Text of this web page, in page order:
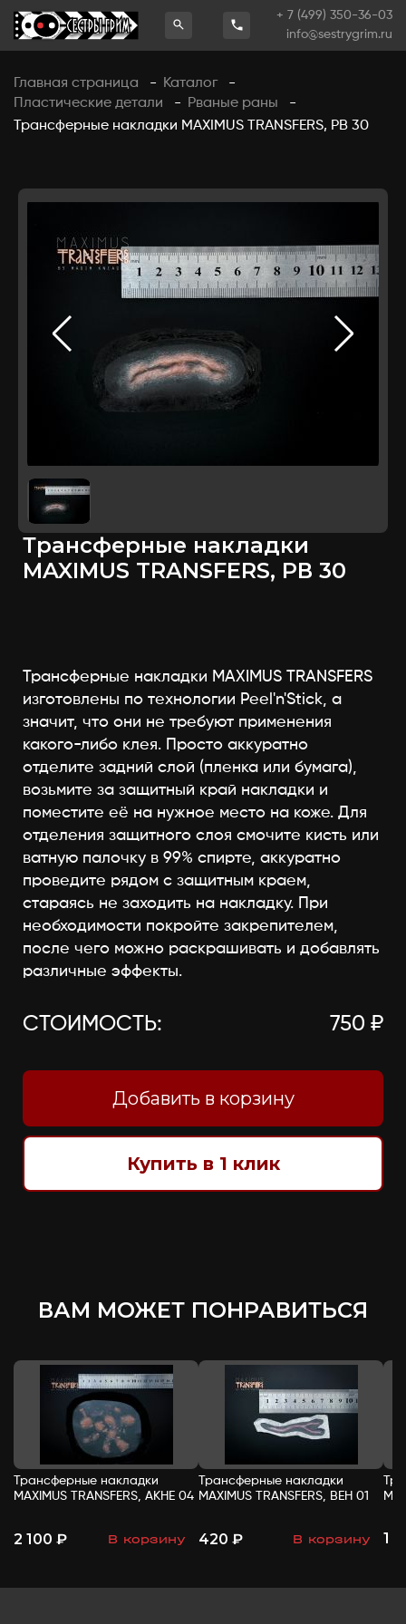
+ 7 (499) 350-36-03
info@sestrygrim.ru
Главная страница - Каталог
-
Пластические детали
- Рваные раны
-
Трансферные накладки MAXIMUS TRANSFERS, РВ 30
Трансферные накладки
MAXIMUS TRANSFERS, РВ 30
Трансферные накладки MAXIMUS TRANSFERS
изготовлены по технологии Peel'n'Stick, а
значит, что они не требуют применения
какого-либо клея. Просто аккуратно
отделите задний слой (пленка или бумага),
возьмите за защитный край накладки и
поместите её на нужное место на коже. Для
отделения защитного слоя смочите кисть или
ватную палочку в 99% спирте, аккуратно
проведите рядом с защитным краем,
стараясь не заходить на накладку. При
необходимости покройте закрепителем,
после чего можно раскрашивать и добавлять
различные эффекты.
СТОИМОСТЬ: 750 ₽
Добавить в корзину
Купить в 1 клик
ВАМ МОЖЕТ ПОНРАВИТЬСЯ
Трансферные накладки
MAXIMUS TRANSFERS, АКНЕ 04
2 100 ₽ В корзину
- +
Трансферные накладки
MAXIMUS TRANSFERS, ВЕН 01
420 ₽ В корзину
- + 1